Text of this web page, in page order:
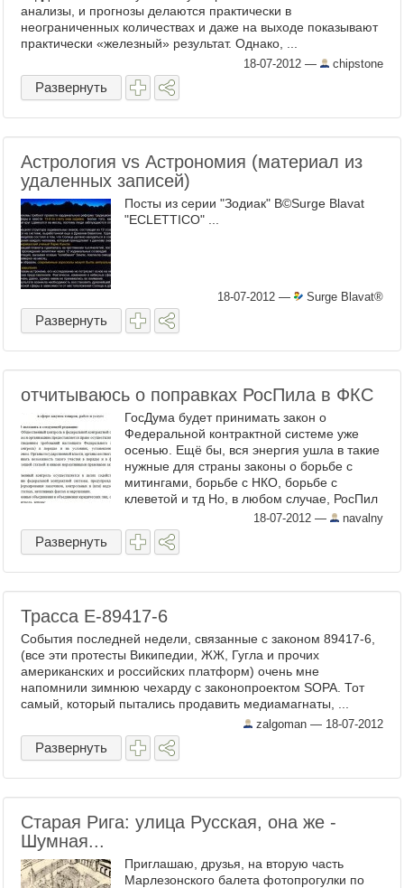
анализы, и прогнозы делаются практически в
неограниченных количествах и даже на выходе показывают
практически «железный» результат. Однако, ...
18-07-2012 — chipstone
Развернуть
Астрология vs Астрономия (материал из
удаленных записей)
Посты из серии "Зодиак" В©Surge Blavat
"ECLETTICO" ...
18-07-2012 — Surge Blavat®
Развернуть
отчитываюсь о поправках РосПила в ФКС
ГосДума будет принимать закон о
Федеральной контрактной системе уже
осенью. Ещё бы, вся энергия ушла в такие
нужные для страны законы о борьбе с
митингами, борьбе с НКО, борьбе с
клеветой и тд Но, в любом случае, РосПил
выполнил обещанную работу ...
18-07-2012 — navalny
Развернуть
Трасса Е-89417-6
События последней недели, связанные с законом 89417-6,
(все эти протесты Википедии, ЖЖ, Гугла и прочих
американских и российских платформ) очень мне
напомнили зимнюю чехарду с законопроектом SOPA. Тот
самый, который пытались продавить медиамагнаты, ...
zalgoman — 18-07-2012
Развернуть
Старая Рига: улица Русская, она же -
Шумная...
Приглашаю, друзья, на вторую часть
Марлезонского балета фотопрогулки по